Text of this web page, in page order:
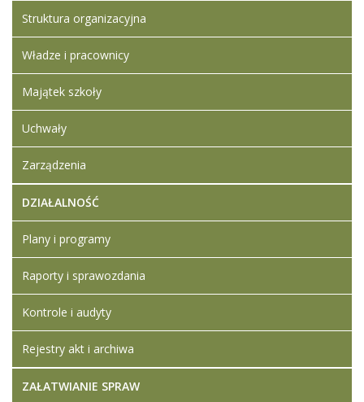
naborze na
stanowisko
nauczyciela -
psychologa
szkolnego
zmieniony.
11:24
zmieniony.
piątek,
Iwona
Struktura organizacyjna
Władze i pracownicy
Majątek szkoły
Uchwały
Zarządzenia
DZIAŁALNOŚĆ
Plany i programy
Raporty i sprawozdania
Kontrole i audyty
Rejestry akt i archiwa
ZAŁATWIANIE SPRAW